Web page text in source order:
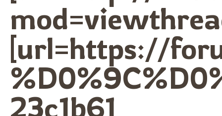
[url=https://
23c1b61